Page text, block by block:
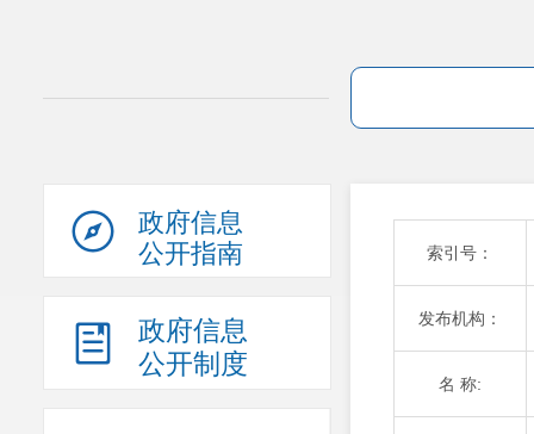
政府信息
公开指南
政府信息
公开制度
索引号：
发布机构：
名 称: